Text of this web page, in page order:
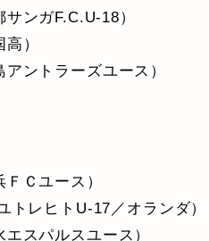
ンガF.C.U-18）
）
ントラーズユース）
Ｃユース）
トレヒトU-17／オランダ）
スパルスユース）